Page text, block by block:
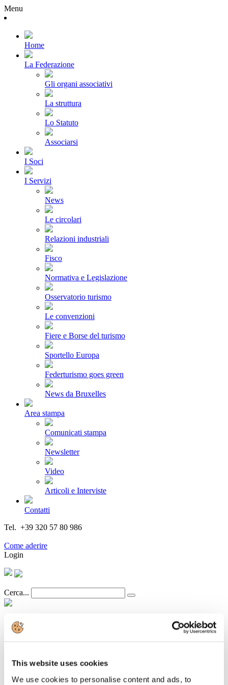
This website uses cookies
We use cookies to personalise content and ads, to
Menu
Home
La Federazione
Gli organi associativi
La struttura
Lo Statuto
Associarsi
I Soci
I Servizi
News
Le circolari
Relazioni industriali
Fisco
Normativa e Legislazione
Osservatorio turismo
Le convenzioni
Fiere e Borse del turismo
Sportello Europa
Federturismo goes green
News da Bruxelles
Area stampa
Comunicati stampa
Newsletter
Video
Articoli e Interviste
Contatti
Tel. +39 320 57 80 986
Come aderire
Login
Cerca...
CHE NON AVREMMO VOLUTO
SENTIRE